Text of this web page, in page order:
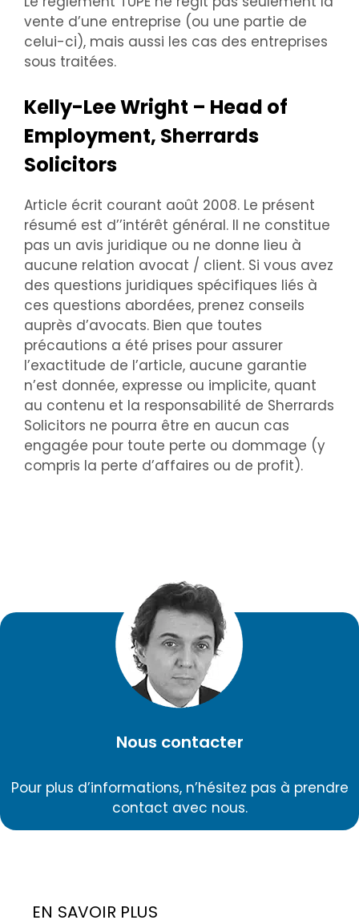
vente d’une entreprise (ou une partie de
celui-ci), mais aussi les cas des entreprises
sous traitées.
Kelly-Lee Wright – Head of
Employment, Sherrards
Solicitors
Article écrit courant août 2008. Le présent
résumé est d’’intérêt général. Il ne constitue
pas un avis juridique ou ne donne lieu à
aucune relation avocat / client. Si vous avez
des questions juridiques spécifiques liés à
ces questions abordées, prenez conseils
auprès d’avocats. Bien que toutes
précautions a été prises pour assurer
l’exactitude de l’article, aucune garantie
n’est donnée, expresse ou implicite, quant
au contenu et la responsabilité de Sherrards
Solicitors ne pourra être en aucun cas
engagée pour toute perte ou dommage (y
compris la perte d’affaires ou de profit).
Nous contacter
Pour plus d’informations, n’hésitez pas à prendre
contact avec nous.
EN SAVOIR PLUS